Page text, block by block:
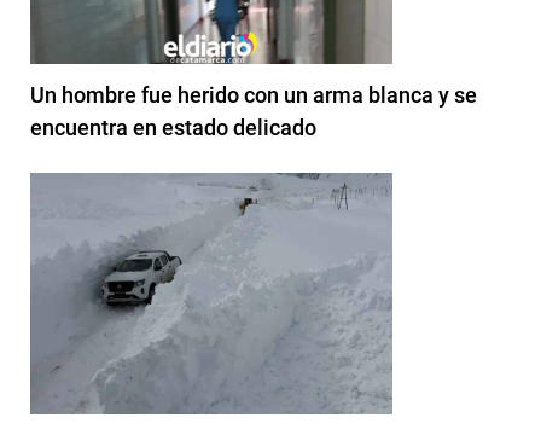
Un hombre fue herido con un arma blanca y se
encuentra en estado delicado